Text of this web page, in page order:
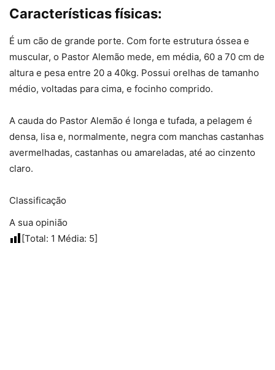
Características físicas:
É um cão de grande porte. Com forte estrutura óssea e
muscular, o Pastor Alemão mede, em média, 60 a 70 cm de
altura e pesa entre 20 a 40kg. Possui orelhas de tamanho
médio, voltadas para cima, e focinho comprido.
A cauda do Pastor Alemão é longa e tufada, a pelagem é
densa, lisa e, normalmente, negra com manchas castanhas
avermelhadas, castanhas ou amareladas, até ao cinzento
claro.
Classificação
A sua opinião
[Total: 1 Média: 5]